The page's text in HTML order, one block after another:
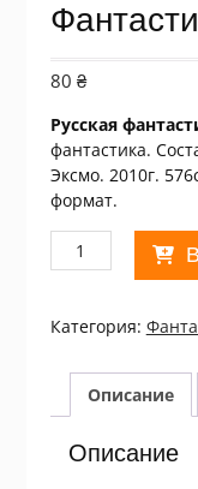
80 ₴
Русская
фантастика.
Эксмо. 2010г.
формат.
Количество
товара
2010
Категория:
Описание
Описание